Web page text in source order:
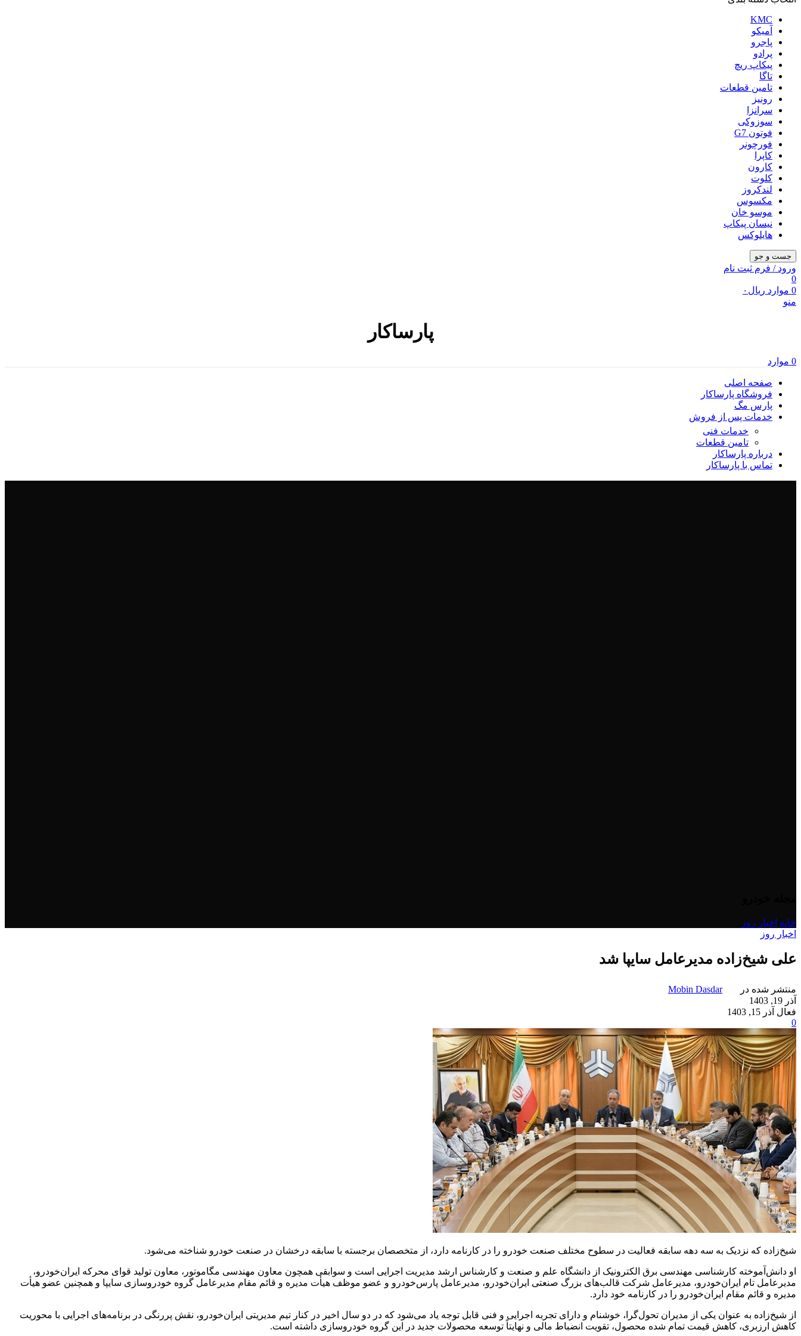
KMC
آمیکو
پاجرو
پرادو
پیکاپ ریچ
تاگا
تامین قطعات
رونیز
سرانزا
سوزوکی
فوتون G7
فورچونر
کاپرا
کارون
کلوت
لندکروز
مکسوس
موسو خان
نیسان پیکاپ
هایلوکس
جست و جو
ورود / فرم ثبت نام
0
0 موارد ریال ۰
منو
پارساکار
0 موارد
صفحه اصلی
فروشگاه پارساکار
پارس مگ
خدمات پس از فروش
خدمات فنی
تامین قطعات
درباره پارساکار
تماس با پارساکار
خانه اخبار روز
اخبار روز
علی شیخ‌زاده مدیرعامل سایپا شد
منتشر شده در
Mobin Dasdar
آذر 19, 1403
فعال آذر 15, 1403
0
شیخ‌زاده که نزدیک به سه دهه سابقه فعالیت در سطوح مختلف صنعت خودرو را در کارنامه دارد، از متخصصان برجسته با سابقه درخشان در صنعت خودرو شناخته می‌شود.
او دانش‌آموخته کارشناسی مهندسی برق الکترونیک از دانشگاه علم و صنعت و کارشناس ارشد مدیریت اجرایی است و سوابقی همچون معاون مهندسی مگاموتور، معاون تولید قوای محرکه ایران‌خودرو،
مدیرعامل تام ایران‌خودرو، مدیرعامل شرکت قالب‌های بزرگ صنعتی ایران‌خودرو، مدیرعامل پارس‌خودرو و عضو موظف هیأت مدیره و قائم مقام مدیرعامل گروه خودروسازی سایپا و همچنین عضو هیأت
مدیره و قائم مقام ایران‌خودرو را در کارنامه خود دارد.
از شیخ‌زاده به عنوان یکی از مدیران تحول‌گرا، خوشنام و دارای تجربه اجرایی و فنی قابل توجه یاد می‌شود که در دو سال اخیر در کنار تیم مدیریتی ایران‌خودرو، نقش پررنگی در برنامه‌های اجرایی با محوریت
کاهش ارزبری، کاهش قیمت تمام شده محصول، تقویت انضباط مالی و نهایتاً توسعه محصولات جدید در این گروه خودروسازی داشته است.